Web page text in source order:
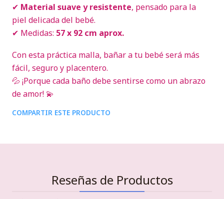
✔ Material suave y resistente, pensado para la
piel delicada del bebé.
✔ Medidas: 57 x 92 cm aprox.
Con esta práctica malla, bañar a tu bebé será más
fácil, seguro y placentero.
💦 ¡Porque cada baño debe sentirse como un abrazo
de amor! 💫
COMPARTIR ESTE PRODUCTO
Reseñas de Productos